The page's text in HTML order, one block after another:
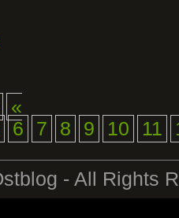
«
6 7 8 9 10 11
- All Rights